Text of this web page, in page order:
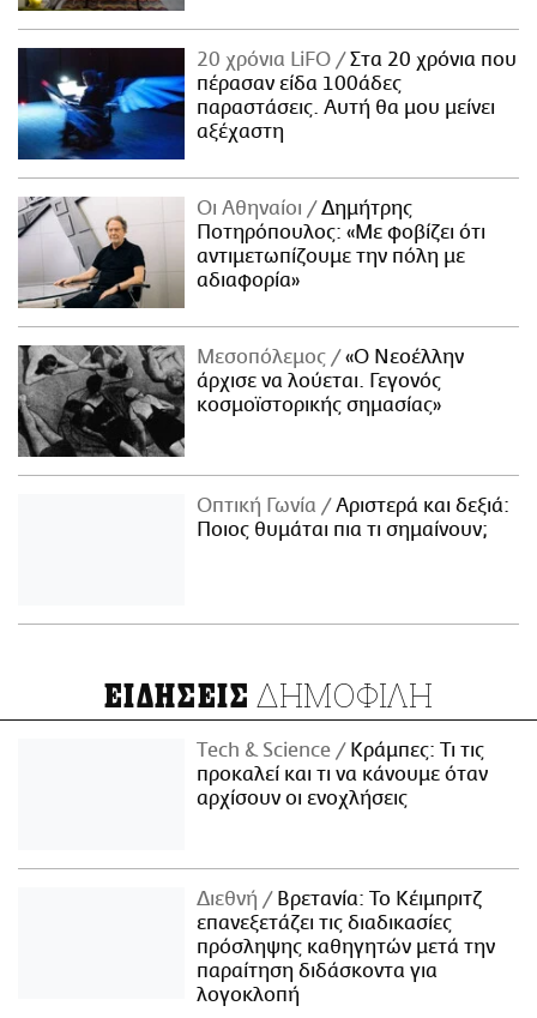
20 χρόνια LiFO
Στα 20 χρόνια που
πέρασαν είδα 100άδες
παραστάσεις. Αυτή θα μου μείνει
αξέχαστη
Οι Αθηναίοι
Δημήτρης
Ποτηρόπουλος: «Με φοβίζει ότι
αντιμετωπίζουμε την πόλη με
αδιαφορία»
Μεσοπόλεμος
«Ο Νεοέλλην
άρχισε να λούεται. Γεγονός
κοσμοϊστορικής σημασίας»
Οπτική Γωνία
Αριστερά και δεξιά:
Ποιος θυμάται πια τι σημαίνουν;
ΕΙΔΗΣΕΙΣ ΔΗΜΟΦΙΛΗ
Τech & Science
Κράμπες: Τι τις
προκαλεί και τι να κάνουμε όταν
αρχίσουν οι ενοχλήσεις
Διεθνή
Βρετανία: Το Κέιμπριτζ
επανεξετάζει τις διαδικασίες
πρόσληψης καθηγητών μετά την
παραίτηση διδάσκοντα για
λογοκλοπή